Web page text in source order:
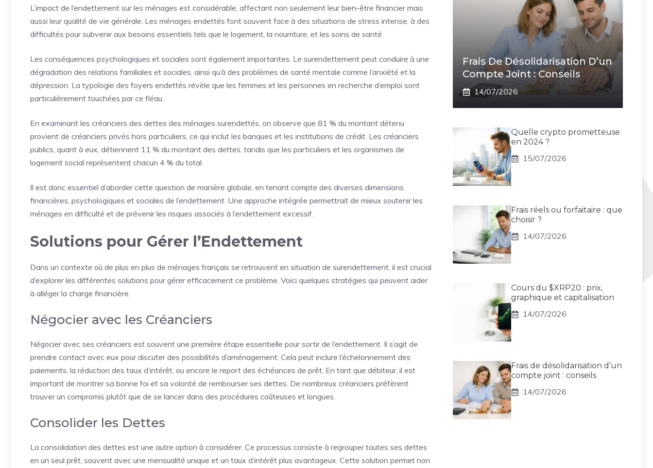
L’impact de l’endettement sur les ménages est considérable, affectant non seulement leur bien-être financier mais
aussi leur qualité de vie générale. Les ménages endettés font souvent face à des situations de stress intense, à des
difficultés pour subvenir aux besoins essentiels tels que le logement, la nourriture, et les soins de santé.
Les conséquences psychologiques et sociales sont également importantes. Le surendettement peut conduire à une
dégradation des relations familiales et sociales, ainsi qu’à des problèmes de santé mentale comme l’anxiété et la
dépression. La typologie des foyers endettés révèle que les femmes et les personnes en recherche d’emploi sont
particulièrement touchées par ce fléau.
En examinant les créanciers des dettes des ménages surendettés, on observe que 81 % du montant détenu
provient de créanciers privés hors particuliers, ce qui inclut les banques et les institutions de crédit. Les créanciers
publics, quant à eux, détiennent 11 % du montant des dettes, tandis que les particuliers et les organismes de
logement social représentent chacun 4 % du total.
Il est donc essentiel d’aborder cette question de manière globale, en tenant compte des diverses dimensions
financières, psychologiques et sociales de l’endettement. Une approche intégrée permettrait de mieux soutenir les
ménages en difficulté et de prévenir les risques associés à l’endettement excessif.
Solutions pour Gérer l’Endettement
Dans un contexte où de plus en plus de ménages français se retrouvent en situation de surendettement, il est crucial
d’explorer les différentes solutions pour gérer efficacement ce problème. Voici quelques stratégies qui peuvent aider
à alléger la charge financière.
Négocier avec les Créanciers
Négocier avec ses créanciers est souvent une première étape essentielle pour sortir de l’endettement. Il s’agit de
prendre contact avec eux pour discuter des possibilités d’aménagement. Cela peut inclure l’échelonnement des
paiements, la réduction des taux d’intérêt, ou encore le report des échéances de prêt. En tant que débiteur, il est
important de montrer sa bonne foi et sa volonté de rembourser ses dettes. De nombreux créanciers préfèrent
trouver un compromis plutôt que de se lancer dans des procédures coûteuses et longues.
Consolider les Dettes
La consolidation des dettes est une autre option à considérer. Ce processus consiste à regrouper toutes ses dettes
en un seul prêt, souvent avec une mensualité unique et un taux d’intérêt plus avantageux. Cette solution permet non
Frais De Désolidarisation D’un
Compte Joint : Conseils
14/07/2026
Quelle crypto prometteuse
en 2024 ?
15/07/2026
Frais réels ou forfaitaire : que
choisir ?
14/07/2026
Cours du $XRP20 : prix,
graphique et capitalisation
14/07/2026
Frais de désolidarisation d’un
compte joint : conseils
14/07/2026